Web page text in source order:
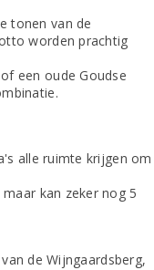
tonen van de
worden prachtig
een oude Goudse
alle ruimte krijgen om
kan zeker nog 5
de Wijngaardsberg,